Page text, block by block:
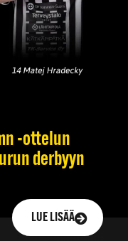
-ottelun
derbyyn
LUE LISÄÄ